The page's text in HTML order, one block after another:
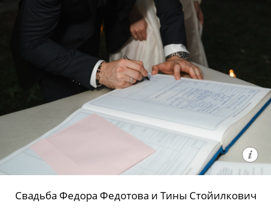
Свадьба Федора Федотова и Тины Стойилкович